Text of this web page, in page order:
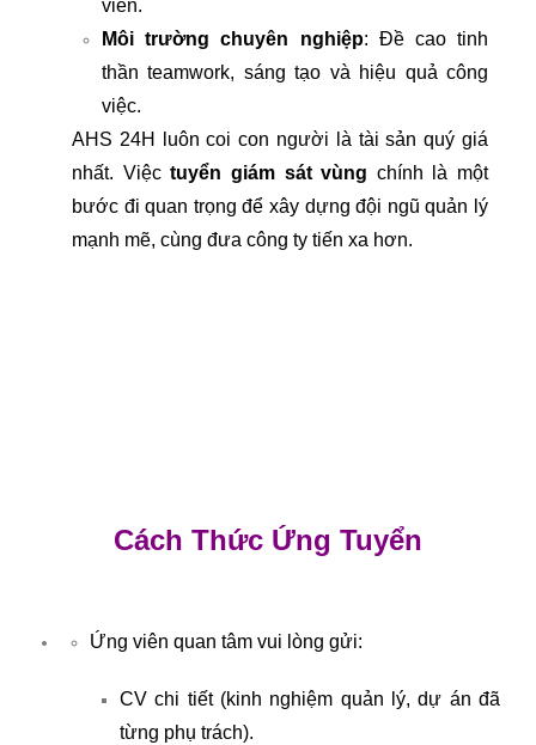
viên.
Môi trường chuyên nghiệp: Đề cao tinh
thần teamwork, sáng tạo và hiệu quả công
việc.
AHS 24H luôn coi con người là tài sản quý giá
nhất. Việctuyển giám sát vùng chính là một
bước đi quan trọng để xây dựng đội ngũ quản lý
mạnh mẽ, cùng đưa công ty tiến xa hơn.
Cách Thức Ứng Tuyển
Ứng viên quan tâm vui lòng gửi:
CV chi tiết (kinh nghiệm quản lý, dự án đã
từng phụ trách).